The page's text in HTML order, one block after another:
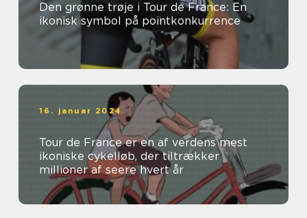
Den grønne trøje i Tour de France: En
ikonisk symbol på pointkonkurrence
16. januar 2024
Tour de France er en af verdens mest
ikoniske cykelløb, der tiltrækker
millioner af seere hvert år